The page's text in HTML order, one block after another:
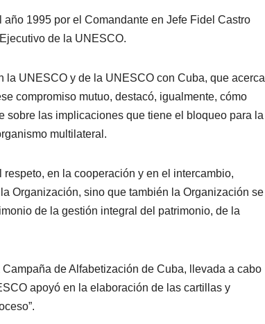
1995 por el Comandante en Jefe Fidel Castro
de la UNESCO.
UNESCO y de la UNESCO con Cuba, que acerca
compromiso mutuo, destacó, igualmente, cómo
las implicaciones que tiene el bloqueo para la
multilateral.
en la cooperación y en el intercambio,
Organización, sino que también la Organización se
de la gestión integral del patrimonio, de la
de Alfabetización de Cuba, llevada a cabo
apoyó en la elaboración de las cartillas y